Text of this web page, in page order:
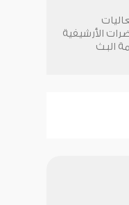
الأرشيفية
البث